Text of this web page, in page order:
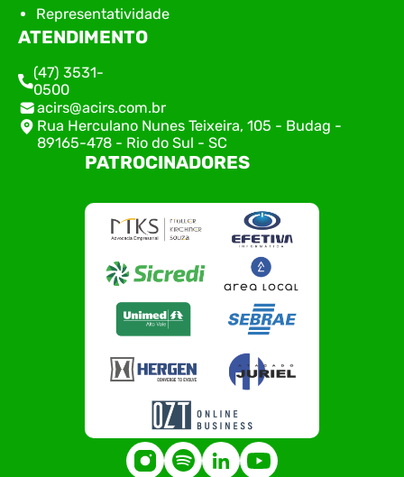
Representatividade
ATENDIMENTO
(47) 3531-
0500
acirs@acirs.com.br
Rua Herculano Nunes Teixeira, 105 - Budag -
89165-478 - Rio do Sul - SC
PATROCINADORES